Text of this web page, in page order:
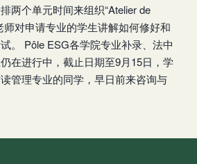
两个单元时间来组织“Atelier de
师对申请专业的学生讲解如何修好和
。 Pôle ESG各学院专业补录、法中
在进行中，截止日期至9月15日，学
管理专业的同学，早日前来咨询与